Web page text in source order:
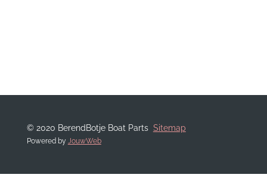
© 2020 BerendBotje Boat Parts Sitemap
Powered by JouwWeb